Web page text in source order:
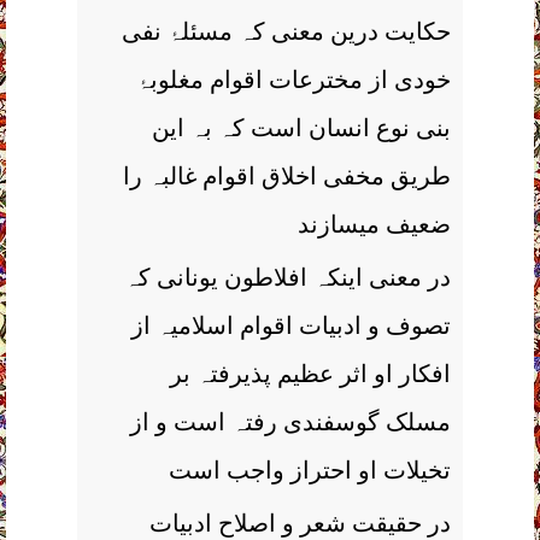
حکایت درین معنی کہ مسئلۂ نفی
خودی از مخترعات اقوام مغلوبۂ
بنی نوع انسان است کہ بہ این
طریق مخفی اخلاق اقوام غالبہ را
ضعیف میسازند
در معنی اینکہ افلاطون یونانی کہ
تصوف و ادبیات اقوام اسلامیہ از
افکار او اثر عظیم پذیرفتہ بر
مسلک گوسفندی رفتہ است و از
تخیلات او احتراز واجب است
در حقیقت شعر و اصلاح ادبیات